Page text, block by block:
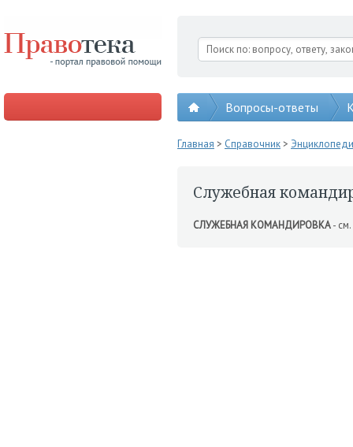
Вопросы-ответы
Главная > Справочник>
Служебная
СЛУЖЕБНАЯ КОМАНДИРОВКА- см.